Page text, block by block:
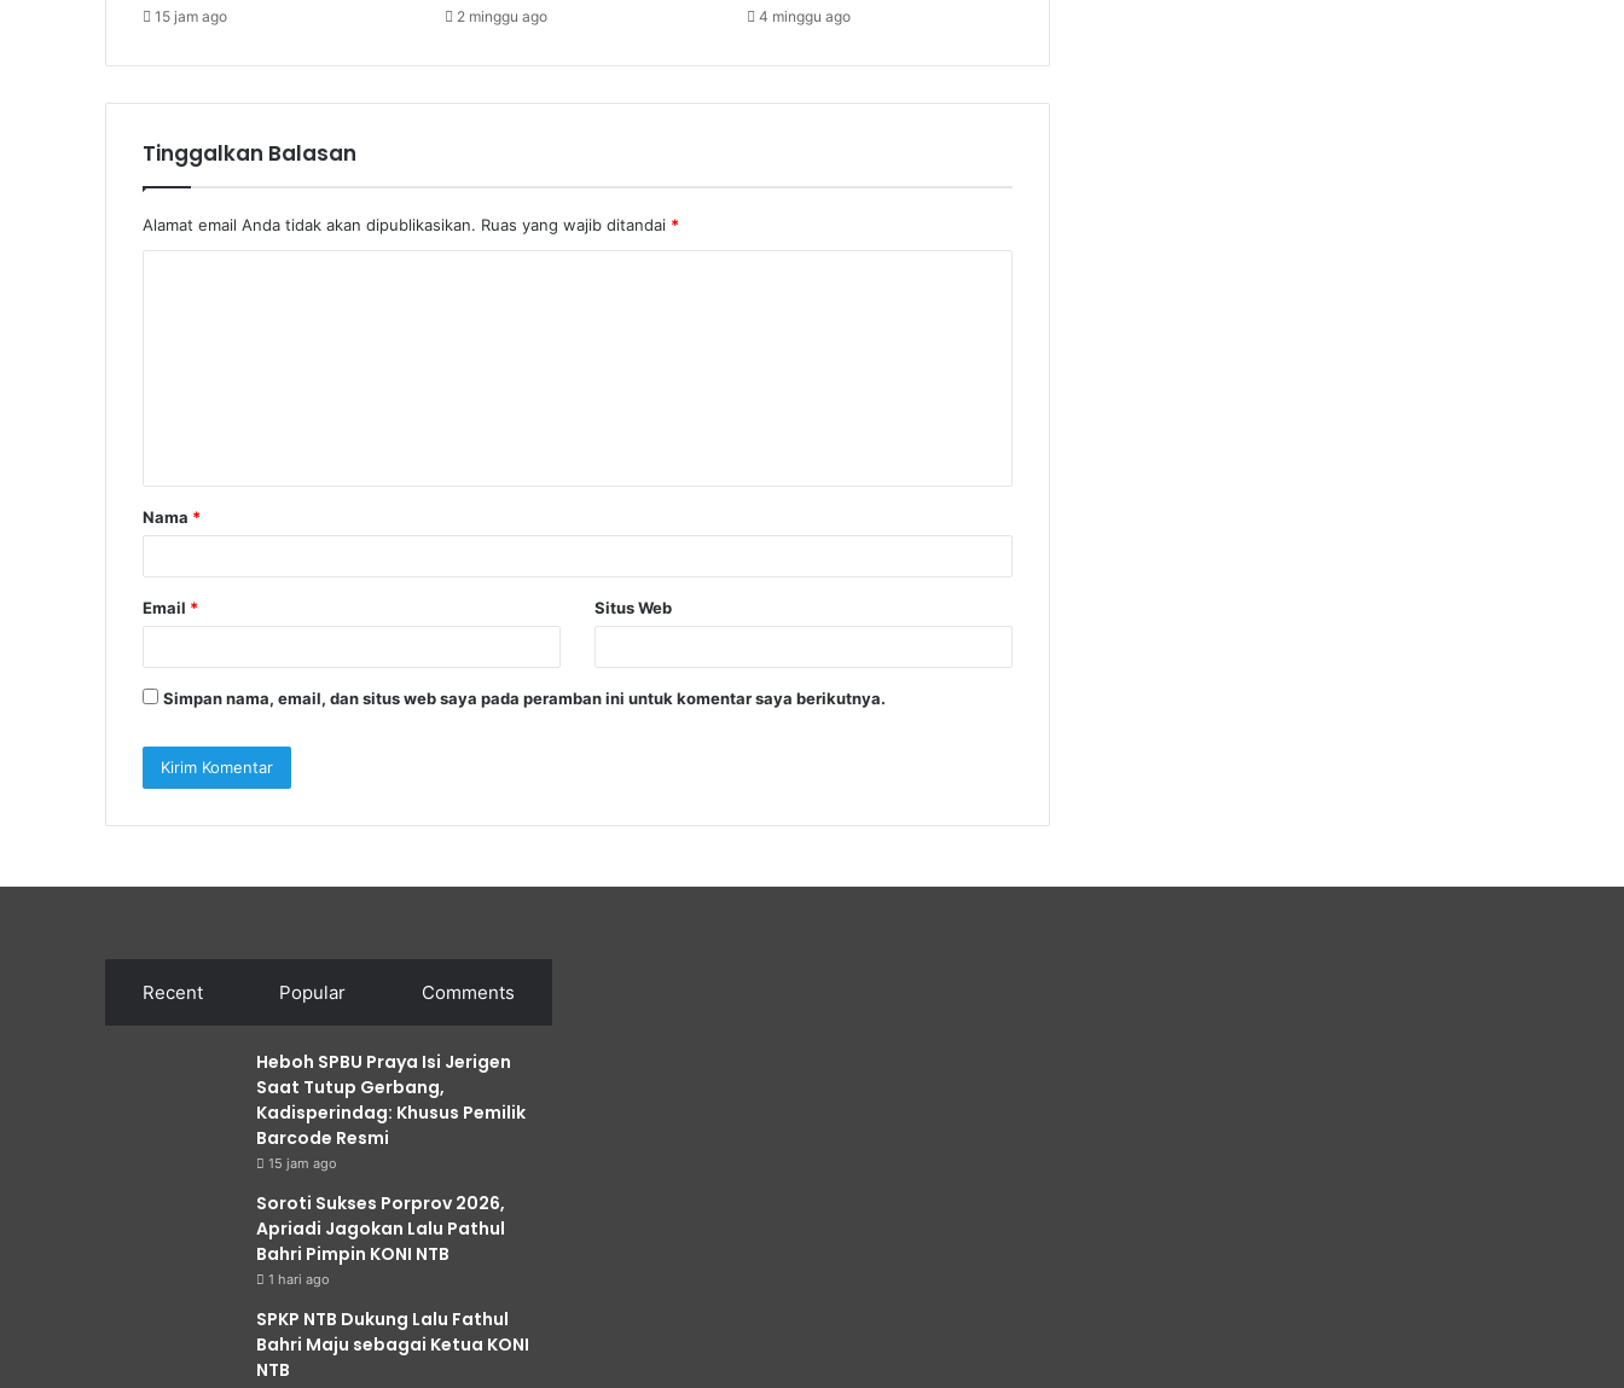
15 jam ago 2 minggu ago 4 minggu ago
Tinggalkan Balasan
Alamat email Anda tidak akan dipublikasikan. Ruas yang wajib ditandai *
a
r
Nama *
Email * Situs Web
Simpan nama, email, dan situs web saya pada peramban ini untuk komentar saya berikutnya.
Recent Popular Comments
Heboh SPBU Praya Isi Jerigen
Saat Tutup Gerbang,
Kadisperindag: Khusus Pemilik
Barcode Resmi
15 jam ago
Soroti Sukses Porprov 2026,
Apriadi Jagokan Lalu Pathul
Bahri Pimpin KONI NTB
1 hari ago
SPKP NTB Dukung Lalu Fathul
Bahri Maju sebagai Ketua KONI
NTB